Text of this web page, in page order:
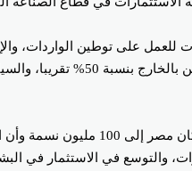
إلى المصادر الأساسية من
وأشارت السعيد إلى معدلات